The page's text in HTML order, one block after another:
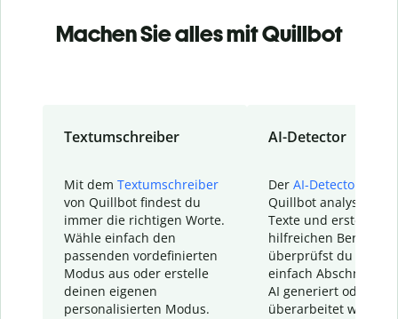
Machen Sie alles mit Quillbot
Textumschreiber
Mit dem Textumschreiber
von Quillbot findest du
immer die richtigen Worte.
Wähle einfach den
passenden vordefinierten
Modus aus oder erstelle
deinen eigenen
personalisierten Modus.
AI-Detector
Der AI-Detector
Quillbot analysiert
Texte und erstellt
hilfreichen Bericht.
überprüfst du
einfach Abschnitte,
AI generiert oder
überarbeitet wurden.